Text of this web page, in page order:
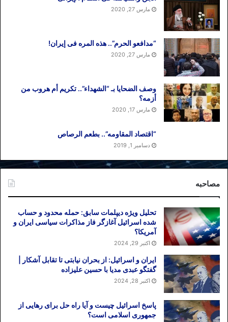
مارس 27, 2020
“مدافعو الحرم”.. هذه المره فی إیران!
مارس 27, 2020
وصف الضحایا بـ “الشهداء”.. تکریم أم هروب من
أزمه؟
مارس 17, 2020
“اقتصاد المقاومه”.. بطعم الرصاص
دسامبر 1, 2019
مصاحبه
تحلیل ویژه دیپلمات سابق: حمله محدود و حساب
شده اسرائیل آغازگر فاز مذاکرات سیاسی ایران و
آمریکا؟
اکتبر 29, 2024
ایران و اسرائیل: از بحران نیابتی تا تقابل آشکار |
گفتگو عبدی مدیا با حسین علیزاده
اکتبر 28, 2024
پاسخ اسرائیل چیست و آیا راه حل برای رهایی از
جمهوری اسلامی است؟